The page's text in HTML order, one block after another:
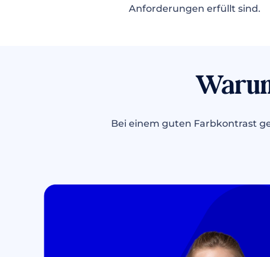
Anforderungen erfüllt sind.
Bei einem guten Farbkontrast